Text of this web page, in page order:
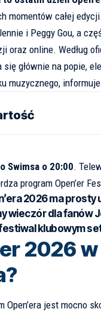
momentów całej
i Peggy Gou, a
oraz online. Według
się głównie na popie,
muzycznego, informuje
Swimsa o 20:00.
program Open’er
2026 ma
wieczór dla fanów
klubowym
2026
Open’era jest mocno